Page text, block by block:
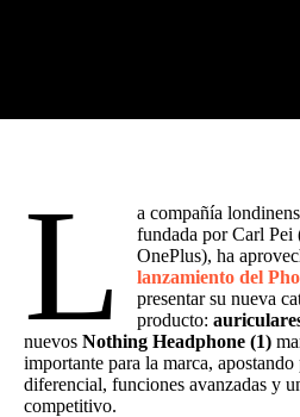
L a compañía
fundada por Carl Pei
OnePlus), ha
lanzamiento del
presentar su nueva
producto:
nuevos Nothing Headphone (1)
importante para la marca,
diferencial, funciones avanzadas y
competitivo.